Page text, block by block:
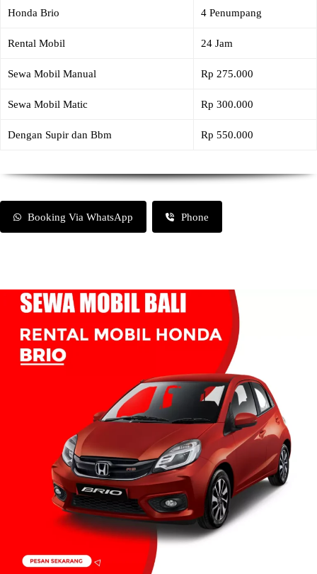
Honda Brio 4 Penumpang
Rental Mobil 24 Jam
Sewa Mobil Manual Rp 275.000
Sewa Mobil Matic Rp 300.000
Dengan Supir dan Bbm Rp 550.000
Booking Via WhatsApp Phone